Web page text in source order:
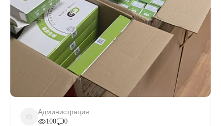
Администрация
100 0